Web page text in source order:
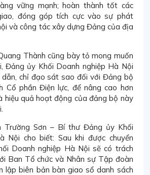
vững mạnh; hoàn thành tốt các
đóng góp tích cực vào sự phát
và công tác xây dựng Đảng của địa
Thành cũng bày tỏ mong muốn
Đảng ủy Khối Doanh nghiệp Hà Nội
dẫn, chỉ đạo sát sao đối với Đảng bộ
Cổ phần Điện lực, để nâng cao hơn
hiệu quả hoạt động của đảng bộ này
Trường Sơn – Bí thư Đảng ủy Khối
Nội cho biết: Sau khi được chuyển
Doanh nghiệp Hà Nội sẽ có trách
Ban Tổ chức và Nhân sự Tập đoàn
lập biên bản bàn giao sổ danh sách